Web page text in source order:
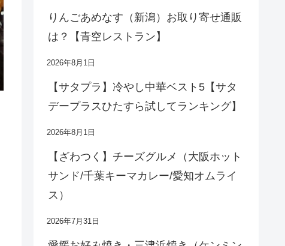
りんごあめなす（新潟）お取り寄せ通販
は？【青空レストラン】
2026年8月1日
【サタプラ】冷やし中華ベスト5【サタ
デープラスひたすら試してランキング】
2026年8月1日
【ざわつく】チーズグルメ（大阪ホット
サンド/千葉キーマカレー/愛知オムライ
ス）
2026年7月31日